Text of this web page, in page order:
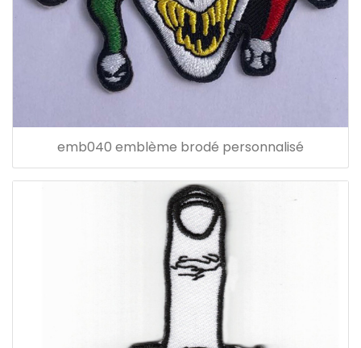
emb040 emblème brodé personnalisé